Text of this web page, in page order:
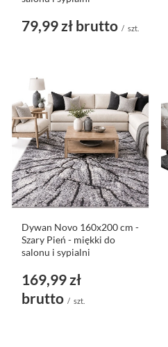
79,99 zł brutto / szt.
Dywan Novo 160x200 cm -
Szary Pień - miękki do
salonu i sypialni
169,99 zł
brutto / szt.